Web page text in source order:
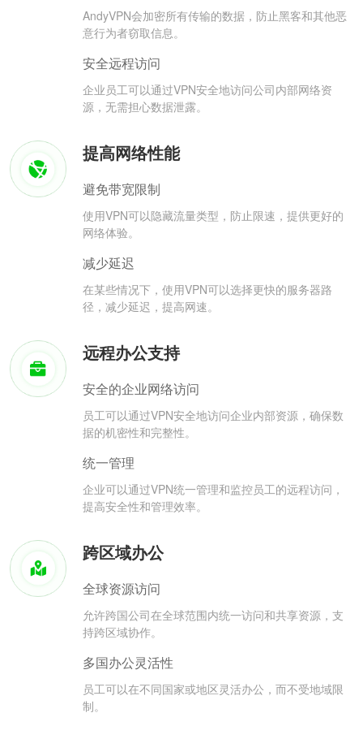
AndyVPN会加密所有传输的数据，防止黑客和其他恶
意行为者窃取信息。
安全远程访问
企业员工可以通过VPN安全地访问公司内部网络资
源，无需担心数据泄露。
提高网络性能
避免带宽限制
使用VPN可以隐藏流量类型，防止限速，提供更好的
网络体验。
减少延迟
在某些情况下，使用VPN可以选择更快的服务器路
径，减少延迟，提高网速。
远程办公支持
安全的企业网络访问
员工可以通过VPN安全地访问企业内部资源，确保数
据的机密性和完整性。
统一管理
企业可以通过VPN统一管理和监控员工的远程访问，
提高安全性和管理效率。
跨区域办公
全球资源访问
允许跨国公司在全球范围内统一访问和共享资源，支
持跨区域协作。
多国办公灵活性
员工可以在不同国家或地区灵活办公，而不受地域限
制。